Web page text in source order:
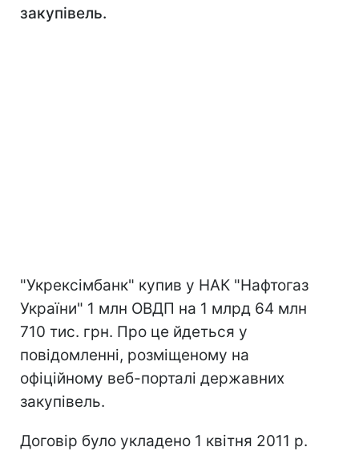
закупівель.
"Укрексімбанк" купив у НАК "Нафтогаз
України" 1 млн ОВДП на 1 млрд 64 млн
710 тис. грн. Про це йдеться у
повідомленні, розміщеному на
офіційному веб-порталі державних
закупівель.
Договір було укладено 1 квітня 2011 р.